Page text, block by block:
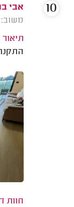
אבי
משוב: 08/01/2023
התקנת
חוות
10